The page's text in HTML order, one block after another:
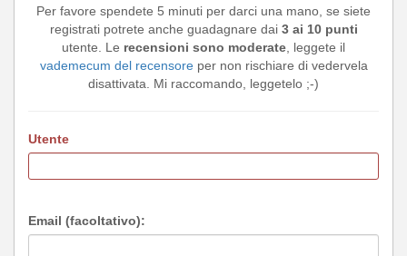
Per favore spendete 5 minuti per darci una mano, se siete
registrati potrete anche guadagnare dai 3 ai 10 punti
utente. Le recensioni sono moderate , leggete il
vademecum del recensoreper non rischiare di vedervela
disattivata. Mi raccomando, leggetelo ;-)
Utente
Email (facoltativo):